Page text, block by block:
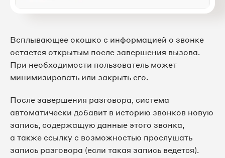
Всплывающее окошко с информацией о звонке
остается открытым после завершения вызова.
При необходимости пользователь может
минимизировать или закрыть его.
После завершения разговора, система
автоматически добавит в историю звонков новую
запись, содержащую данные этого звонка,
а также ссылку с возможностью прослушать
запись разговора (если такая запись ведется).